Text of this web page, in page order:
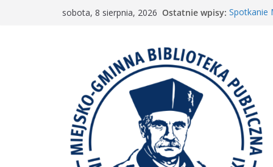
sobota, 8 sierpnia, 2026 Ostatnie wpisy: Spotkanie